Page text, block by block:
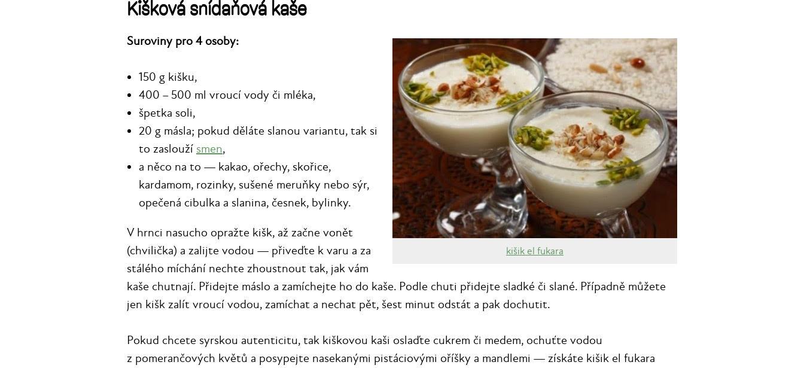
Kišková snídaňová kaše
kišik el fukara
Suroviny pro 4 osoby:
150 g kišku,
400 – 500 ml vroucí vody či mléka,
špetka soli,
20 g másla; pokud děláte slanou variantu, tak si
to zaslouží smen,
a něco na to — kakao, ořechy, skořice,
kardamom, rozinky, sušené meruňky nebo sýr,
opečená cibulka a slanina, česnek, bylinky.
V hrnci nasucho opražte kišk, až začne vonět
(chvilička) a zalijte vodou — přiveďte k varu a za
stálého míchání nechte zhoustnout tak, jak vám
kaše chutnají. Přidejte máslo a zamíchejte ho do kaše. Podle chuti přidejte sladké či slané. Případně můžete
jen kišk zalít vroucí vodou, zamíchat a nechat pět, šest minut odstát a pak dochutit.
Pokud chcete syrskou autenticitu, tak kiškovou kaši oslaďte cukrem či medem, ochuťte vodou
z pomerančových květů a posypejte nasekanými pistáciovými oříšky a mandlemi — získáte kišik el fukara